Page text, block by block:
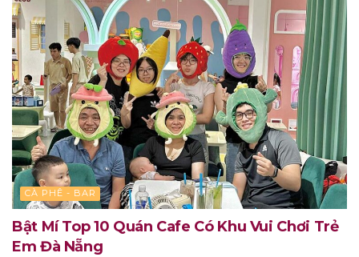
CÀ PHÊ - BAR
Bật Mí Top 10 Quán Cafe Có Khu Vui Chơi Trẻ
Em Đà Nẵng